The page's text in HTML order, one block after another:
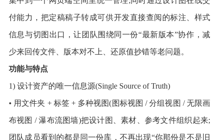
付能力，把定稿稿子转成可供开发直接查阅的标注、样式
信息与切图出口，让团队围绕同一份“最新版本”协作，减
少来回传文件、版本对不上、还原值抄错等老问题。
功能与特点
1) 设计资产的唯一信息源(Single Source of Truth)
• 用文件夹 + 标签 + 多种视图(图标视图 / 分组视图 / 无限画
布视图 / 瀑布流图墙)把设计图、素材、参考文件组织起来;
团队成员看到的都是同一份库，不再出现“你那份是不是旧